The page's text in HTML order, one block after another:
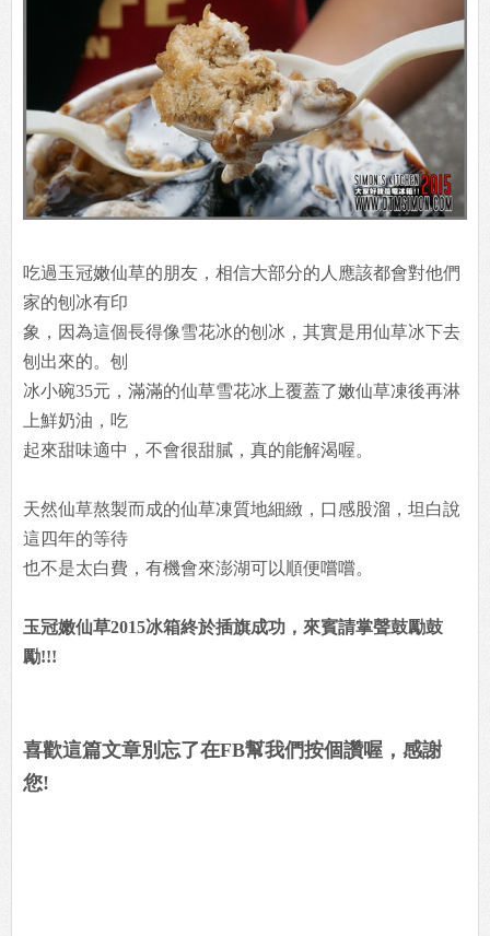
吃過玉冠嫩仙草的朋友，相信大部分的人應該都會對他們
家的刨冰有印
象，因為這個長得像雪花冰的刨冰，其實是用仙草冰下去
刨出來的。刨
冰小碗35元，滿滿的仙草雪花冰上覆蓋了嫩仙草凍後再淋
上鮮奶油，吃
起來甜味適中，不會很甜膩，真的能解渴喔。
天然仙草熬製而成的仙草凍質地細緻，口感股溜，坦白說
這四年的等待
也不是太白費，有機會來澎湖可以順便嚐嚐。
玉冠嫩仙草2015冰箱終於插旗成功，來賓請掌聲鼓勵鼓
勵!!!
喜歡這篇文章別忘了在FB幫我們按個讚喔，感謝
您!